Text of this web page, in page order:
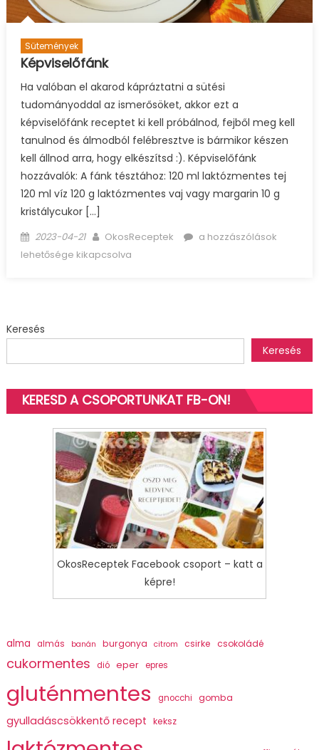
Sütemények
Képviselőfánk
Ha valóban el akarod kápráztatni a sütési
tudományoddal az ismerősöket, akkor ezt a
képviselőfánk receptet ki kell próbálnod, fejből meg kell
tanulnod és álmodból felébresztve is bármikor készen
kell állnod arra, hogy elkészítsd :). Képviselőfánk
hozzávalók: A fánk tésztához: 120 ml laktózmentes tej
120 ml víz 120 g laktózmentes vaj vagy margarin 10 g
kristálycukor […]
Posted
on
2023-04-21 Author
OkosReceptek
Képviselőfánk
a hozzászólások
lehetősége kikapcsolva
Keresés
Keresés
KERESD A CSOPORTUNKAT FB-ON!
OkosReceptek Facebook csoport – katt a
képre!
alma almás banán burgonya citrom csirke csokoládé
cukormentes dió eper epres
gluténmentes gnocchi gomba
gyulladáscsökkentő recept keksz